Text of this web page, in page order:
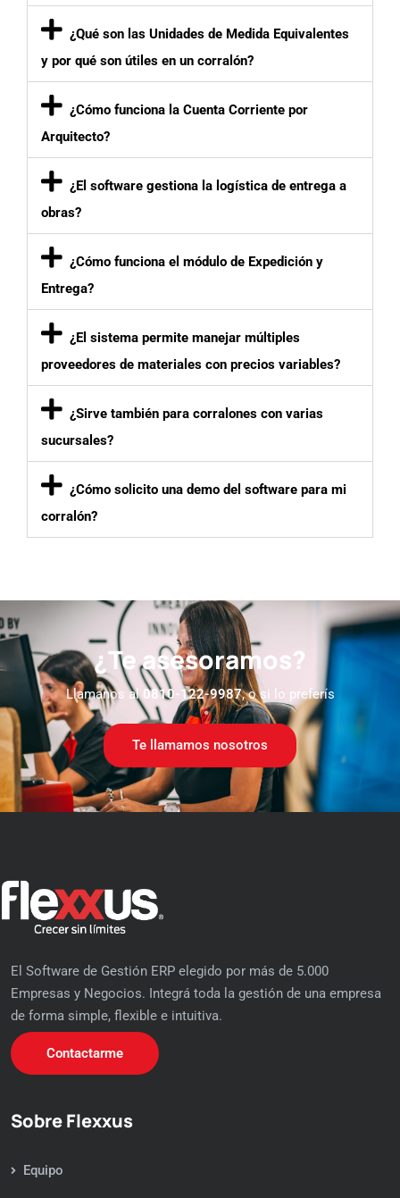
¿Qué son las Unidades de Medida Equivalentes
y por qué son útiles en un corralón?
¿Cómo funciona la Cuenta Corriente por
Arquitecto?
¿El software gestiona la logística de entrega a
obras?
¿Cómo funciona el módulo de Expedición y
Entrega?
¿El sistema permite manejar múltiples
proveedores de materiales con precios variables?
¿Sirve también para corralones con varias
sucursales?
¿Cómo solicito una demo del software para mi
corralón?
¿Te asesoramos?
Llamanos al 0810-122-9987, o si lo preferís
Te llamamos nosotros
El Software de Gestión ERP elegido por más de 5.000
Empresas y Negocios. Integrá toda la gestión de una empresa
de forma simple, flexible e intuitiva.
Contactarme
Sobre Flexxus
Equipo